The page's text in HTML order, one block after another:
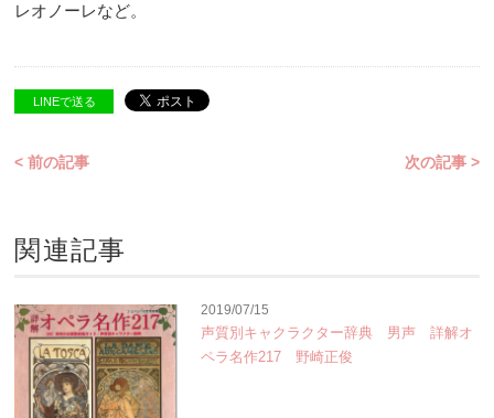
レオノーレなど。
LINEで送る
< 前の記事 次の記事 >
関連記事
2019/07/15
声質別キャクラクター辞典 男声 詳解オ
ペラ名作217 野崎正俊